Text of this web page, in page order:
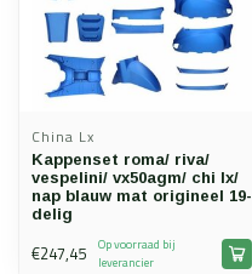
China Lx
Kappenset roma/ riva/
vespelini/ vx50agm/ chi lx/
nap blauw mat origineel 19-
delig
€247,45
Op voorraad bij
leverancier